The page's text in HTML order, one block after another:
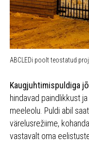
ABCLEDi poolt teostatud
Kaugjuhtimispuldiga
hindavad paindlikkust
meeleolu. Puldi abil
värelusrežiime,
vastavalt oma